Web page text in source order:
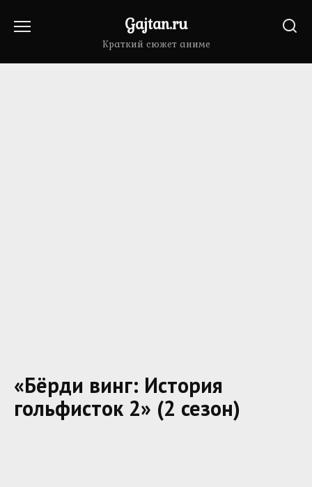
Gajtan.ru
Краткий сюжет аниме
«Бёрди винг: История
гольфисток 2» (2 сезон)